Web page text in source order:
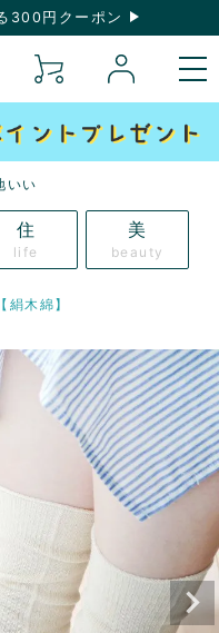
300円クーポン
いい
住
life
美
beauty
木綿】